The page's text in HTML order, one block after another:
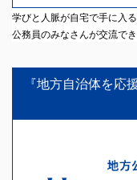
学びと人脈が自宅で手に入
公務員のみなさんが交流で
『地方自治体を応